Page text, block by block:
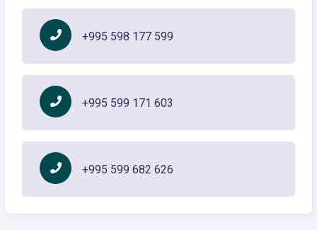
+995 598 177 599
+995 599 171 603
+995 599 682 626